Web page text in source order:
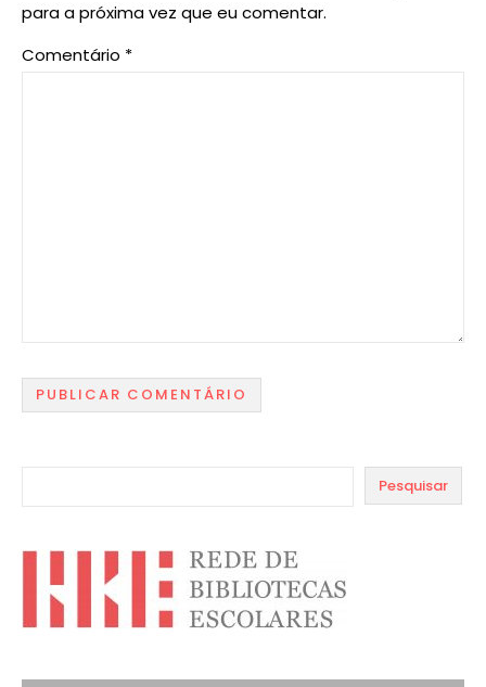
para a próxima vez que eu comentar.
Comentário *
Pesquisar